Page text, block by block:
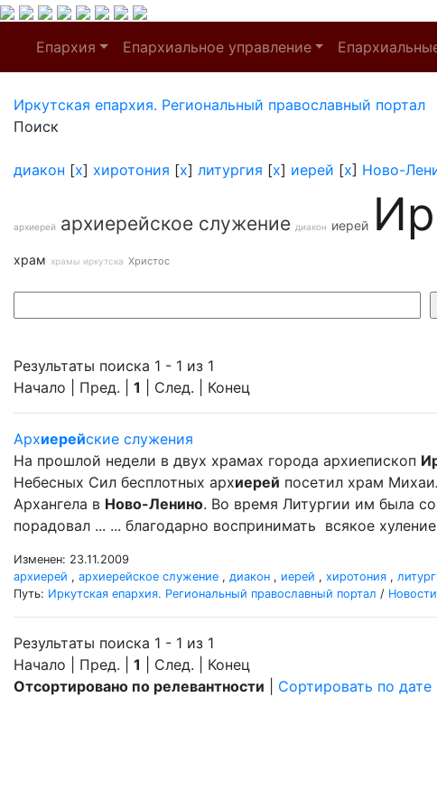
Епархия Епархиальное управление
Иркутская епархия. Региональный православный портал
Поиск
диакон [x] хиротония [x] литургия [x] иерей [x] Ново-
архиерей архиерейское служение диакон иерей
храм храмы иркутска Христос
Результаты поиска 1 - 1 из 1
Начало | Пред. | 1 | След. | Конец
Архиерейские служения
На прошлой недели в двух храмах города архиепископ
Небесных Сил бесплотных архиерей посетил храм
Архангела в Ново-Ленино. Во время Литургии им была
порадовал ... ... благодарно воспринимать всякое
Изменен: 23.11.2009
архиерей , архиерейское служение , диакон , иерей , хиротония ,
Путь: Иркутская епархия. Региональный православный портал /
Результаты поиска 1 - 1 из 1
Начало | Пред. | 1 | След. | Конец
Отсортировано по релевантности
Сортировать по дате